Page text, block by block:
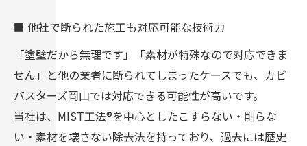
■ 他社で断られた施工も対応可能な技術力
「塗壁だから無理です」「素材が特殊なので対応できま
せん」と他の業者に断られてしまったケースでも、カビ
バスターズ岡山では対応できる可能性が高いです。
当社は、MIST工法®を中心としたこすらない・削らな
い・素材を壊さない除去法を持っており、過去には歴史